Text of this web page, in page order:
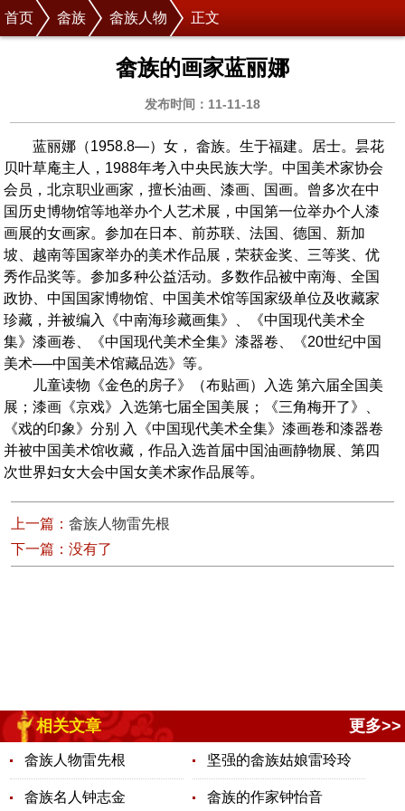
首页 畲族 畲族人物 正文
畲族的画家蓝丽娜
发布时间：11-11-18
蓝丽娜（1958.8—）女， 畲族。生于福建。居士。昙花
贝叶草庵主人，1988年考入中央民族大学。中国美术家协会
会员，北京职业画家，擅长油画、漆画、国画。曾多次在中
国历史博物馆等地举办个人艺术展，中国第一位举办个人漆
画展的女画家。参加在日本、前苏联、法国、德国、新加
坡、越南等国家举办的美术作品展，荣获金奖、三等奖、优
秀作品奖等。参加多种公益活动。多数作品被中南海、全国
政协、中国国家博物馆、中国美术馆等国家级单位及收藏家
珍藏，并被编入《中南海珍藏画集》、《中国现代美术全
集》漆画卷、《中国现代美术全集》漆器卷、《20世纪中国
美术──中国美术馆藏品选》等。
儿童读物《金色的房子》（布贴画）入选 第六届全国美
展；漆画《京戏》入选第七届全国美展；《三角梅开了》、
《戏的印象》分别 入《中国现代美术全集》漆画卷和漆器卷
并被中国美术馆收藏，作品入选首届中国油画静物展、第四
次世界妇女大会中国女美术家作品展等。
上一篇： 畲族人物雷先根
下一篇：没有了
更多>>
相关文章
畲族人物雷先根 坚强的畲族姑娘雷玲玲
畲族名人钟志金 畲族的作家钟怡音